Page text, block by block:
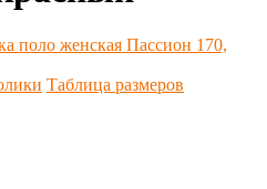
Таблица размеров